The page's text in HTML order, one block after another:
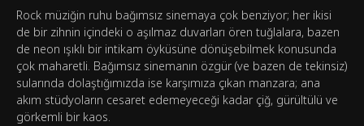
Rock müziğin ruhu bağımsız sinemaya çok benziyor; her ikisi
de bir zihnin içindeki o aşılmaz duvarları ören tuğlalara, bazen
de neon ışıklı bir intikam öyküsüne dönüşebilmek konusunda
çok maharetli. Bağımsız sinemanın özgür (ve bazen de tekinsiz)
sularında dolaştığımızda ise karşımıza çıkan manzara; ana
akım stüdyoların cesaret edemeyeceği kadar çiğ, gürültülü ve
görkemli bir kaos.